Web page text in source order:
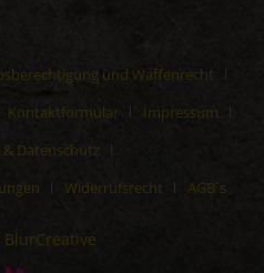
und Waffenrecht
Kontaktformular
Impressum
Datenschutz
Widerrufsrecht AGB´s
BlurCreative